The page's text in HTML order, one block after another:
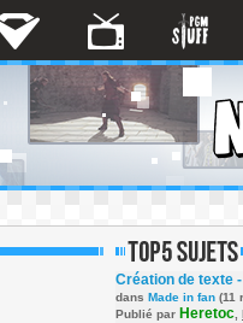
Création de texte
dans Made in fan (11
Publié par Heretoc